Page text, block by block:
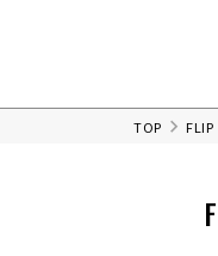
TOP FLIP